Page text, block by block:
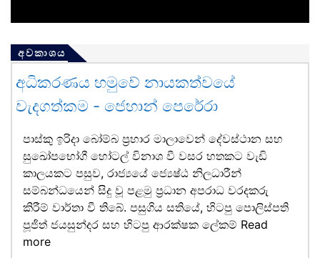
අවකාශය
අධිකරණය හමුවේ නායකත්වයේ
වැදගත්කම - ජෙහාන් පෙරේරා
පාස්කු ඉරිදා බෝම්බ ප්‍රහාර මාලාවෙන් දේවස්ථාන සහ
සුඛෝපභෝගී හෝටල් විනාශ වී වසර හතකට වැඩි
කාලයකට පසුව, රාජ්‍යයේ ජ්‍යෙෂ්ඨ නිලධාරීන්
සම්බන්ධයෙන් සිදු වූ පළමු ප්‍රධාන අපරාධ වරදකරු
කිරීම් වාර්තා වී තිබේ. පසුගිය සතියේ, හිටපු පොලිස්පති
පූජිත් ජයසුන්දර සහ හිටපු ආරක්ෂක ලේකම් Read
more